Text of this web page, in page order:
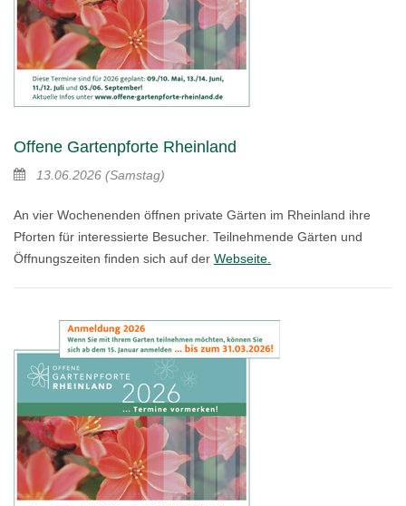
Offene Gartenpforte Rheinland
13.06.2026 (Samstag)
An vier Wochenenden öffnen private Gärten im Rheinland ihre
Pforten für interessierte Besucher. Teilnehmende Gärten und
Öffnungszeiten finden sich auf der Webseite.